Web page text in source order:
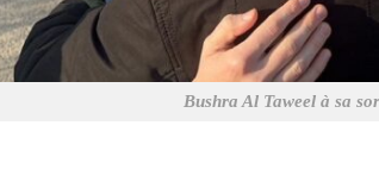
Bushra Al Taweel à sa